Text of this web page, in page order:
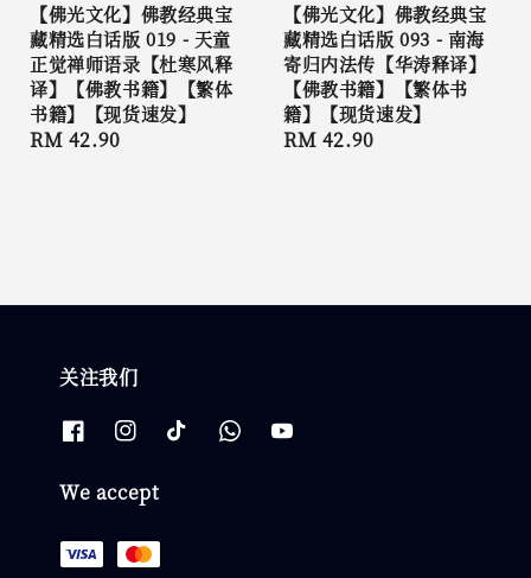
【佛光文化】佛教经典宝
藏精选白话版 019 - 天童
正觉禅师语录【杜寒风释
译】【佛教书籍】【繁体
书籍】【现货速发】
Regular
RM 42.90
【佛光文化】佛教经典宝
藏精选白话版 093 - 南海
寄归内法传【华涛释译】
【佛教书籍】【繁体书
籍】【现货速发】
Regular
RM 42.90
关注我们
We accept